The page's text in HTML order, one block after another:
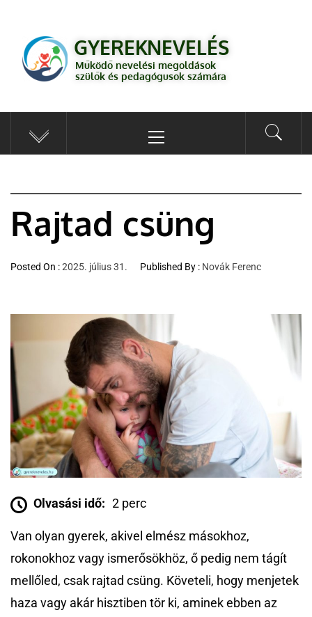
GYEREKNEVELÉS
számára
GYEREKNEVELÉS
Működő nevelési megoldások
szülők és pedagógusok számára
Rajtad csüng
Posted On :2025. július 31. Published By : Novák Ferenc
Olvasási idő: 2 perc
Van olyan gyerek, akivel elmész másokhoz,
rokonokhoz vagy ismerősökhöz, ő pedig nem tágít
mellőled, csak rajtad csüng. Követeli, hogy menjetek
haza vagy akár hisztiben tör ki, aminek ebben az